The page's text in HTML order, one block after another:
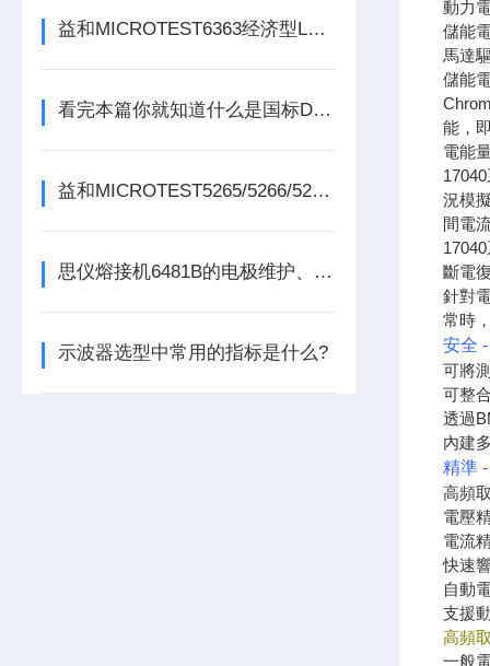
益和MICROTEST6363经济型LCR测试仪
看完本篇你就知道什么是国标DTMB信号发生器了
益和MICROTEST5265/5266/5267变压器测试仪
思仪熔接机6481B的电极维护、清洁与更换周期深度解读
示波器选型中常用的指标是什么?
動力
儲能
馬達
儲能
能，
電能
況模
間電
斷電
針對
常時
安全
可將
可整
透過
內建
精準
高頻
電壓
電流
快速
自動
支援
高頻
一般